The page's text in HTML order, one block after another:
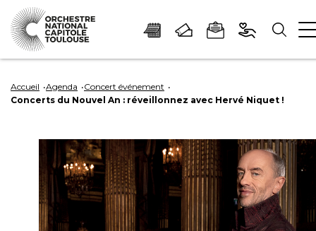
Panneau de gestion des cookies
au
contenu
à
la
à
la
pied
page
site
Accueil Agenda
Concert événement
Concerts du Nouvel An : réveillonnez avec Hervé Niquet !